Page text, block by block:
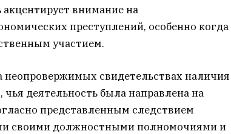
внимание на
преступлений, особенно когда
участием.
неопровержимых свидетельствах наличия
деятельность была направлена на
представленным следствием
своими должностными полномочиями и